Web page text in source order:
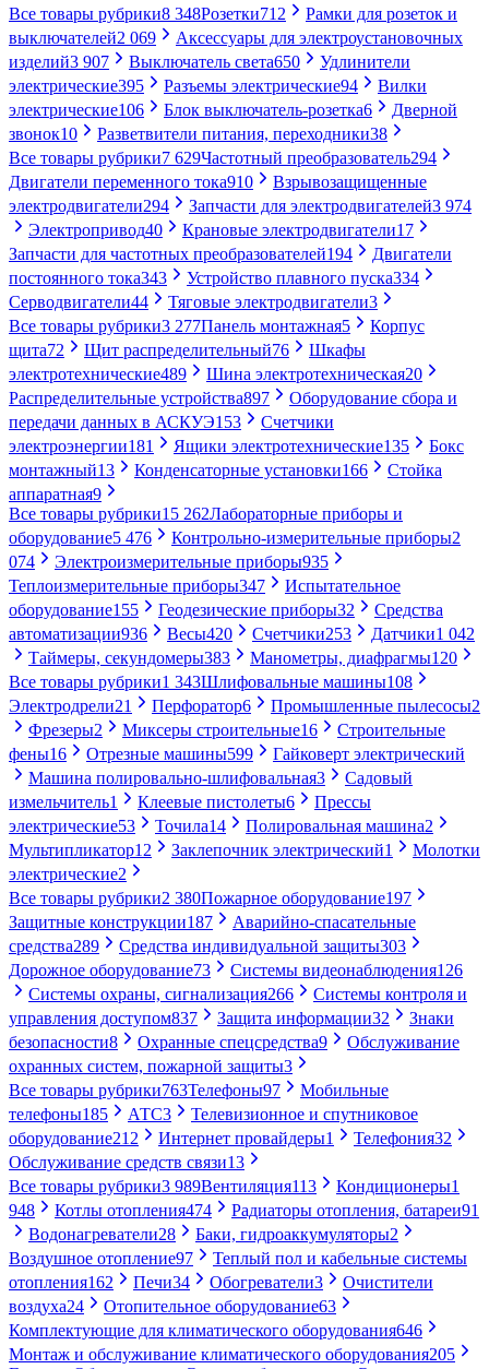
Все товары рубрики8 348Розетки712
Рамки для розеток и
выключателей2 069
Аксессуары для электроустановочных
изделий3 907 Выключатель света650
Удлинители
электрические395 Разъемы электрические94
Вилки
электрические106 Блок выключатель-розетка6
Дверной
звонок10 Разветвители питания, переходники38
Все товары рубрики7 629Частотный преобразователь294
Двигатели переменного тока910
Взрывозащищенные
электродвигатели294 Запчасти для электродвигателей3 974
Электропривод40 Крановые электродвигатели17
Запчасти для частотных преобразователей194
Двигатели
постоянного тока343 Устройство плавного пуска334
Серводвигатели44 Тяговые электродвигатели3
Все товары рубрики3 277Панель монтажная5
Корпус
щита72 Щит распределительный76
Шкафы
электротехнические489 Шина электротехническая20
Распределительные устройства897
Оборудование сбора и
передачи данных в АСКУЭ153
Счетчики
электроэнергии181 Ящики электротехнические135
Бокс
монтажный13 Конденсаторные установки166
Стойка
аппаратная9
Все товары рубрики15 262Лабораторные приборы и
оборудование5 476 Контрольно-измерительные приборы2
074
Электроизмерительные приборы935
Теплоизмерительные приборы347
Испытательное
оборудование155 Геодезические приборы32
Средства
автоматизации936 Весы420 Счетчики253 Датчики1 042
Таймеры, секундомеры383 Манометры, диафрагмы120
Все товары рубрики1 343Шлифовальные машины108
Электродрели21 Перфоратор6 Промышленные пылесосы2
Фрезеры2 Миксеры строительные16
Строительные
фены16 Отрезные машины599
Гайковерт электрический
Машина полировально-шлифовальная3
Садовый
измельчитель1 Клеевые пистолеты6
Прессы
электрические53 Точила14 Полировальная машина2
Мультипликатор12 Заклепочник электрический1
Молотки
электрические2
Все товары рубрики2 380Пожарное оборудование197
Защитные конструкции187
Аварийно-спасательные
средства289 Средства индивидуальной защиты303
Дорожное оборудование73 Системы видеонаблюдения126
Системы охраны, сигнализация266
Системы контроля и
управления доступом837 Защита информации32
Знаки
безопасности8 Охранные спецсредства9
Обслуживание
охранных систем, пожарной защиты3
Все товары рубрики763Телефоны97
Мобильные
телефоны185 АТС3
Телевизионное и спутниковое
оборудование212 Интернет провайдеры1 Телефония32
Обслуживание средств связи13
Все товары рубрики3 989Вентиляция113 Кондиционеры1
948
Котлы отопления474 Радиаторы отопления, батареи91
Водонагреватели28 Баки, гидроаккумуляторы2
Воздушное отопление97
Теплый пол и кабельные системы
отопления162 Печи34 Обогреватели3
Очистители
воздуха24 Отопительное оборудование63
Комплектующие для климатического оборудования646
Монтаж и обслуживание климатического оборудования205